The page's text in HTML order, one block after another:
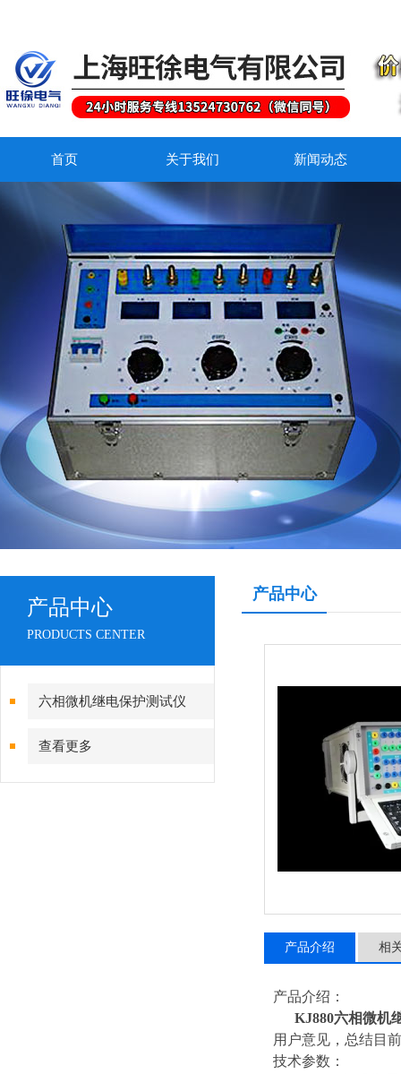
首页 关于我们 新闻动态
产品中心
PRODUCTS CENTER
六相微机继电保护测试仪
查看更多
产品中心
产品介绍 相
产品介绍：
KJ880六相微机
用户意见，总结目
技术参数：